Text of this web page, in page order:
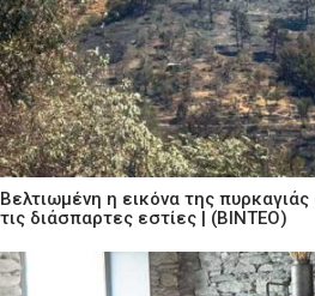
Βελτιωμένη η εικόνα της
τις διάσπαρτες εστίες | (ΒΙΝΤΕΟ)